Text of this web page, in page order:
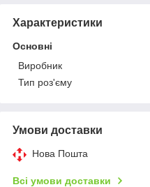
Характеристики
Основні
Виробник
Тип роз'єму
Умови доставки
Нова Пошта
Всі умови доставки